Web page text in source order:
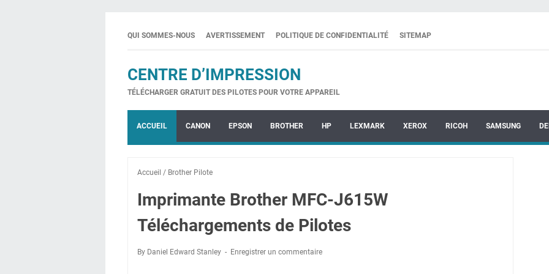
QUI SOMMES-NOUS AVERTISSEMENT POLITIQUE DE CONFIDENTIALITÉ SITEMAP
CENTRE D’IMPRESSION
TÉLÉCHARGER GRATUIT DES PILOTES POUR VOTRE APPAREIL
ACCUEIL CANON EPSON BROTHER HP LEXMARK XEROX RICOH SAMSUNG
Accueil / Brother Pilote
Imprimante Brother MFC-J615W
Téléchargements de Pilotes
By Daniel Edward Stanley Enregistrer un commentaire